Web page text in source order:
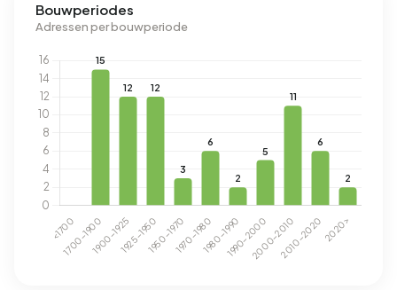
Bouwperiodes
Adressen per bouwperiode